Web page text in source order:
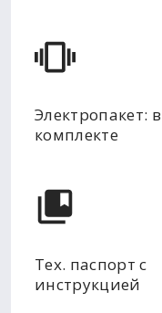
Электропакет: в
комплекте
Тех. паспорт с
инструкцией